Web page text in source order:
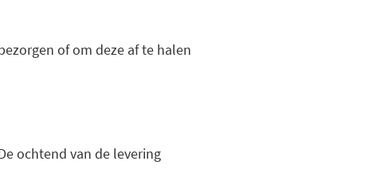
of om deze af te halen
ochtend van de levering